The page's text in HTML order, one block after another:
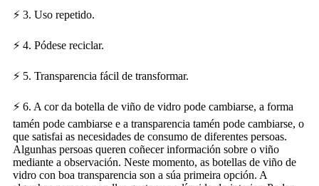
⚡ 3. Uso repetido.
⚡ 4. Pódese reciclar.
⚡ 5. Transparencia fácil de transformar.
⚡ 6. A cor da botella de viño de vidro pode cambiarse, a forma
tamén pode cambiarse e a transparencia tamén pode cambiarse, o
que satisfai as necesidades de consumo de diferentes persoas.
Algunhas persoas queren coñecer información sobre o viño
mediante a observación. Neste momento, as botellas de viño de
vidro con boa transparencia son a súa primeira opción. A